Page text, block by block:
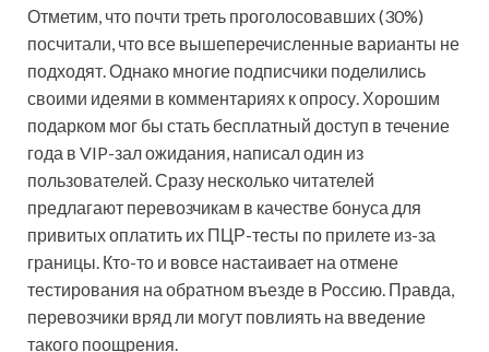
Отметим, что почти треть проголосовавших (30%)
посчитали, что все вышеперечисленные варианты не
подходят. Однако многие подписчики поделились
своими идеями в комментариях к опросу. Хорошим
подарком мог бы стать бесплатный доступ в течение
года в VIP-зал ожидания, написал один из
пользователей. Сразу несколько читателей
предлагают перевозчикам в качестве бонуса для
привитых оплатить их ПЦР-тесты по прилете из-за
границы. Кто-то и вовсе настаивает на отмене
тестирования на обратном въезде в Россию. Правда,
перевозчики вряд ли могут повлиять на введение
такого поощрения.